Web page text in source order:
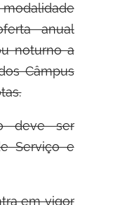
anual
noturno a
Câmpus
deve ser
Serviço e
em vigor